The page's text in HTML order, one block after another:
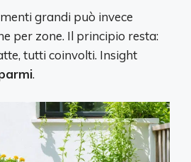
grandi può invece
per zone. Il principio resta:
tutti coinvolti. Insight
.